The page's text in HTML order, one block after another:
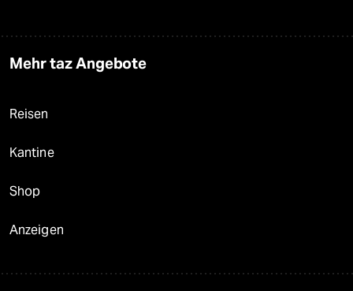
Mehr taz Angebote
Reisen
Kantine
Shop
Anzeigen